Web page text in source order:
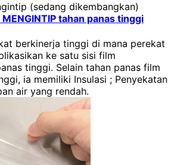
(sedang dikembangkan)
tahan panas tinggi
berkinerja tinggi di mana perekat
ke satu sisi film
tinggi. Selain tahan panas film
ia memiliki Insulasi ; Penyekatan
air yang rendah.